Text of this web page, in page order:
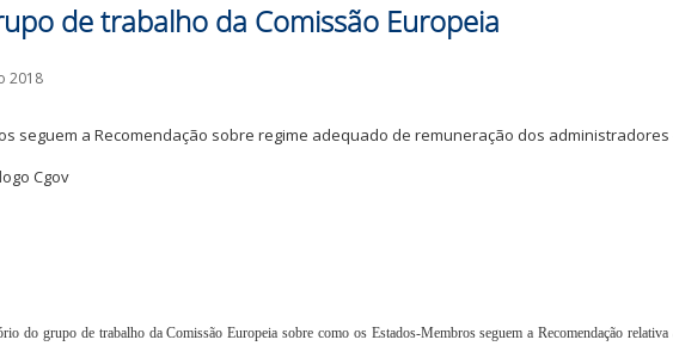
de trabalho da Comissão Europeia
2018
seguem a Recomendação sobre regime adequado de remuneração dos
do grupo de trabalho da Comissão Europeia sobre como os Estados-Membros seguem a Recomendação